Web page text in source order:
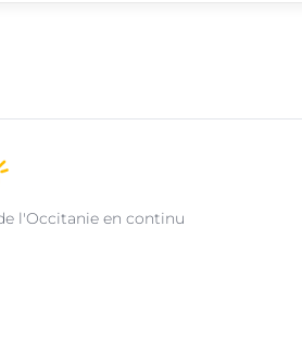
l'Occitanie en continu